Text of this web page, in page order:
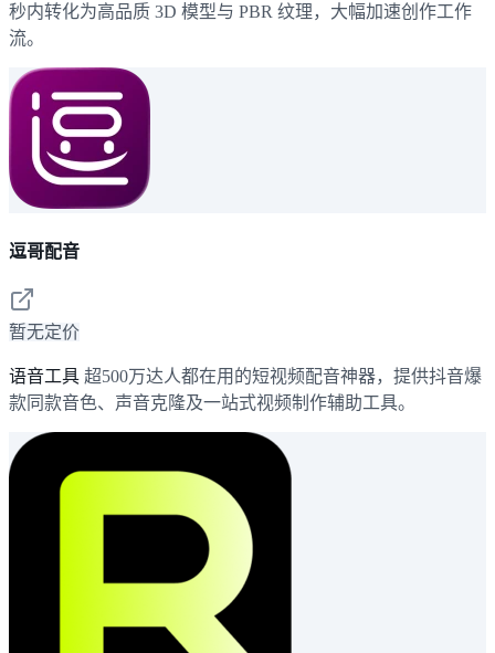
秒内转化为高品质 3D 模型与 PBR 纹理，大幅加速创作工作
流。
逗哥配音
暂无定价
语音工具 超500万达人都在用的短视频配音神器，提供抖音爆
款同款音色、声音克隆及一站式视频制作辅助工具。